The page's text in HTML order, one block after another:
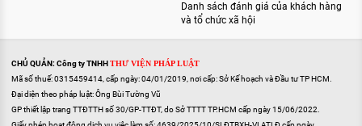
Danh sách đánh giá của khách hàng
và tổ chức xã hội
CHỦ QUẢN: Công ty TNHH THƯ VIỆN PHÁP LUẬT
Mã số thuế: 0315459414, cấp ngày: 04/01/2019, nơi cấp: Sở Kế hoạch và Đầu tư TP HCM.
Đại diện theo pháp luật: Ông Bùi Tường Vũ
GP thiết lập trang TTĐTTH số 30/GP-TTĐT, do Sở TTTT TP.HCM cấp ngày 15/06/2022.